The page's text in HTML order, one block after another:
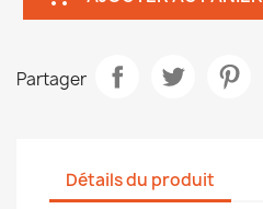
Partager
Détails du produit